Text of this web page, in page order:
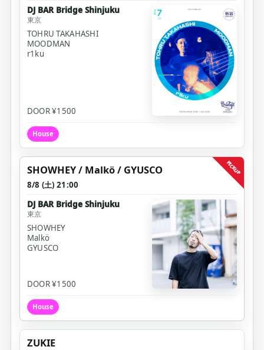
DJ BAR Bridge Shinjuku
東京
TOHRU TAKAHASHI
MOODMAN
r1ku
DOOR ¥1500
House
pickup
SHOWHEY / Malkö / GYUSCO
8/8 (土) 21:00
DJ BAR Bridge Shinjuku
東京
SHOWHEY
Malkö
GYUSCO
DOOR ¥1500
House
ZUKIE